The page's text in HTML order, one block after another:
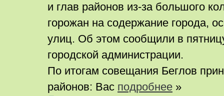
и глав районов из-за большого
горожан на содержание города,
улиц. Об этом сообщили в
городской администрации.
По итогам совещания Беглов
районов: Вас подробнее »